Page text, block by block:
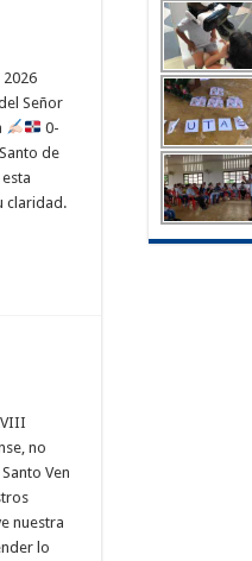
2026
Señor
0-
de
claridad.
no
Ven
nuestra
lo